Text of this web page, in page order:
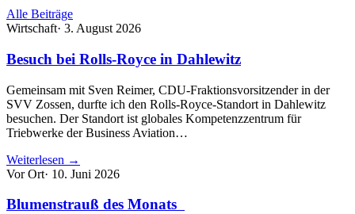
Alle Beiträge
Wirtschaft· 3. August 2026
Besuch bei Rolls-Royce in Dahlewitz
Gemeinsam mit Sven Reimer, CDU-Fraktionsvorsitzender in der
SVV Zossen, durfte ich den Rolls-Royce-Standort in Dahlewitz
besuchen. Der Standort ist globales Kompetenzzentrum für
Triebwerke der Business Aviation…
Weiterlesen →
Vor Ort· 10. Juni 2026
Blumenstrauß des Monats